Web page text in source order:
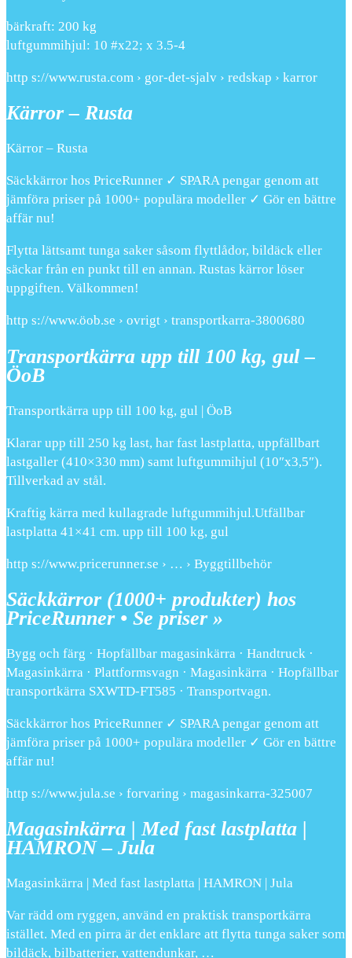
bärkraft: 200 kg
luftgummihjul: 10 #x22; x 3.5-4
http s://www.rusta.com › gor-det-sjalv › redskap › karror
Kärror – Rusta
Kärror – Rusta
Säckkärror hos PriceRunner ✓ SPARA pengar genom att
jämföra priser på 1000+ populära modeller ✓ Gör en bättre
affär nu!
Flytta lättsamt tunga saker såsom flyttlådor, bildäck eller
säckar från en punkt till en annan. Rustas kärror löser
uppgiften. Välkommen!
http s://www.öob.se › ovrigt › transportkarra-3800680
Transportkärra upp till 100 kg, gul –
ÖoB
Transportkärra upp till 100 kg, gul | ÖoB
Klarar upp till 250 kg last, har fast lastplatta, uppfällbart
lastgaller (410×330 mm) samt luftgummihjul (10″x3,5″).
Tillverkad av stål.
Kraftig kärra med kullagrade luftgummihjul.Utfällbar
lastplatta 41×41 cm. upp till 100 kg, gul
http s://www.pricerunner.se › … › Byggtillbehör
Säckkärror (1000+ produkter) hos
PriceRunner • Se priser »
Bygg och färg · Hopfällbar magasinkärra · Handtruck ·
Magasinkärra · Plattformsvagn · Magasinkärra · Hopfällbar
transportkärra SXWTD-FT585 · Transportvagn.
Säckkärror hos PriceRunner ✓ SPARA pengar genom att
jämföra priser på 1000+ populära modeller ✓ Gör en bättre
affär nu!
http s://www.jula.se › forvaring › magasinkarra-325007
Magasinkärra | Med fast lastplatta |
HAMRON – Jula
Magasinkärra | Med fast lastplatta | HAMRON | Jula
Var rädd om ryggen, använd en praktisk transportkärra
istället. Med en pirra är det enklare att flytta tunga saker som
bildäck, bilbatterier, vattendunkar, …